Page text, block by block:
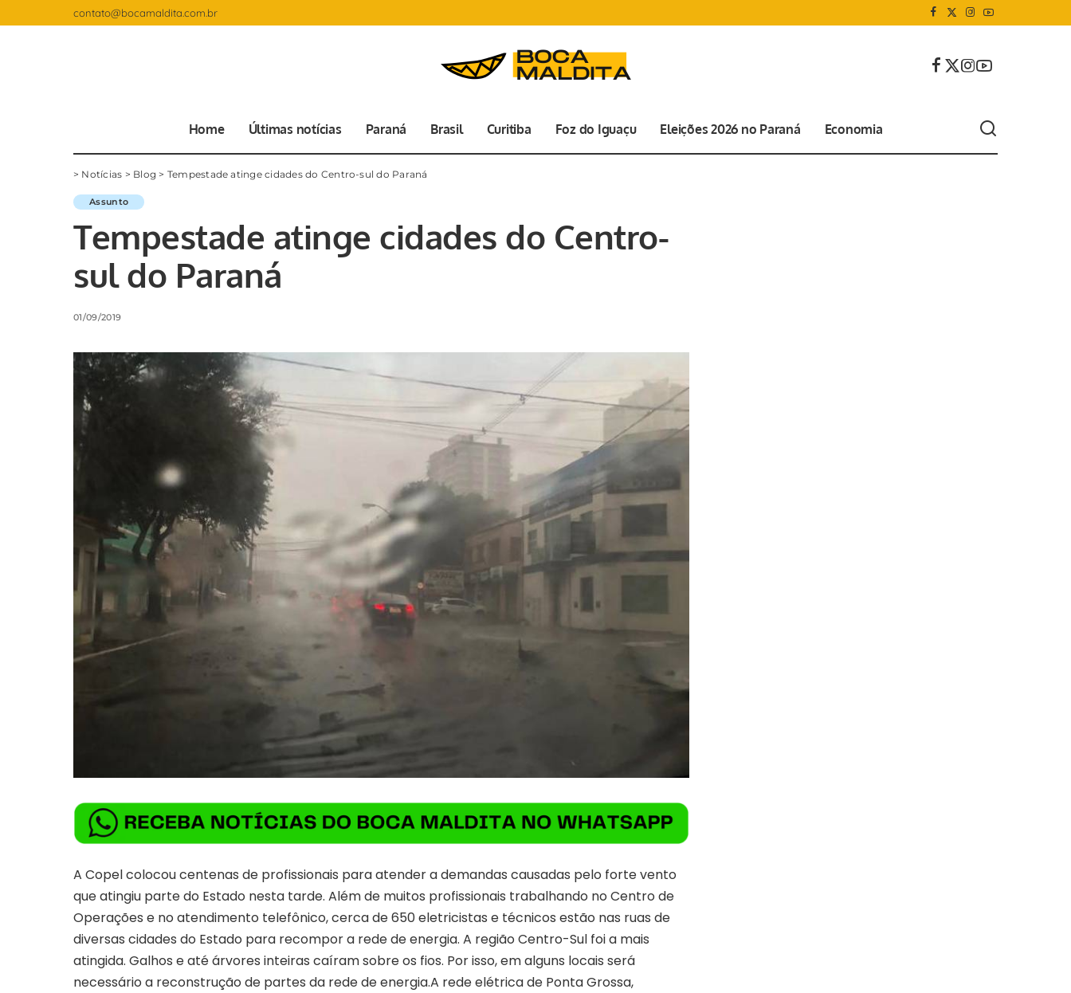
contato@bocamaldita.com.br
Home Últimas notícias Paraná Brasil Curitiba Foz do Iguaçu Eleições 2026 no Paraná Economia
> Notícias > Blog > Tempestade atinge cidades do Centro-sul do Paraná
Assunto
Tempestade atinge cidades do Centro-
sul do Paraná
01/09/2019
A Copel colocou centenas de profissionais para atender a demandas causadas pelo forte vento
que atingiu parte do Estado nesta tarde. Além de muitos profissionais trabalhando no Centro de
Operações e no atendimento telefônico, cerca de 650 eletricistas e técnicos estão nas ruas de
diversas cidades do Estado para recompor a rede de energia. A região Centro-Sul foi a mais
atingida. Galhos e até árvores inteiras caíram sobre os fios. Por isso, em alguns locais será
necessário a reconstrução de partes da rede de energia.A rede elétrica de Ponta Grossa,